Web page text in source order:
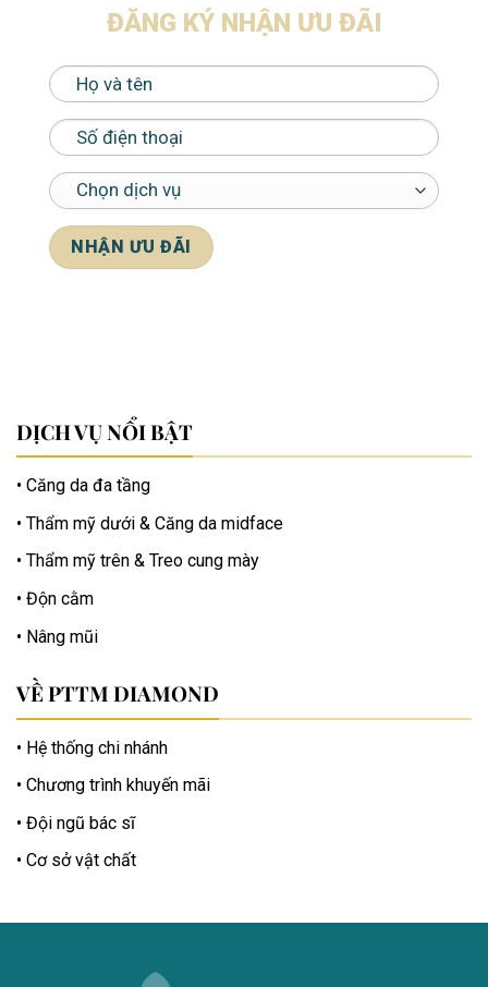
ĐĂNG KÝ NHẬN ƯU ĐÃI
DỊCH VỤ NỔI BẬT
Căng da đa tầng
Thẩm mỹ dưới & Căng da midface
Thẩm mỹ trên & Treo cung mày
Độn cằm
Nâng mũi
VỀ PTTM DIAMOND
Hệ thống chi nhánh
Chương trình khuyến mãi
Đội ngũ bác sĩ
Cơ sở vật chất